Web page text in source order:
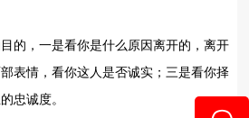
的，一是看你是什么原因离开的，离开
表情，看你这人是否诚实；三是看你择
忠诚度。